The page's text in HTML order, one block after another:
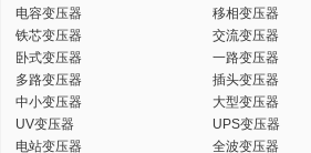
电容变压器
移相变压器
铁芯变压器
交流变压器
卧式变压器
一路变压器
多路变压器
插头变压器
中小变压器
大型变压器
UV变压器
UPS变压器
电站变压器
全波变压器